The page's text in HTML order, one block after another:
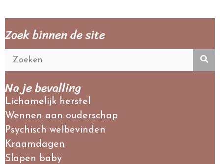
Zoek binnen de site
Na je bevalling
Lichamelijk herstel
Wennen aan ouderschap
Psychisch welbevinden
Kraamdagen
Slapen baby